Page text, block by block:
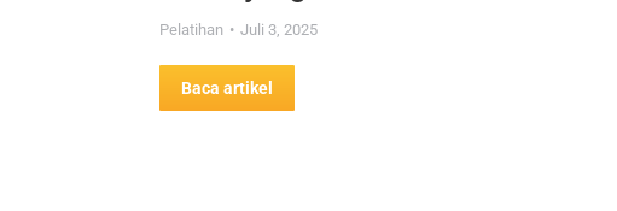
Pelatihan Juli 3, 2025
Baca artikel